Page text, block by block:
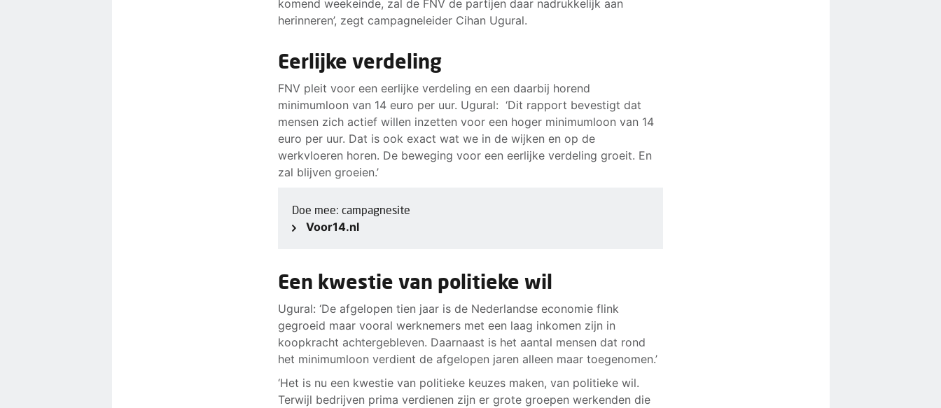
komend weekeinde, zal de FNV de partijen daar nadrukkelijk aan
herinneren’, zegt campagneleider Cihan Ugural.
Eerlijke verdeling
FNV pleit voor een eerlijke verdeling en een daarbij horend
minimumloon van 14 euro per uur. Ugural: ‘Dit rapport bevestigt dat
mensen zich actief willen inzetten voor een hoger minimumloon van 14
euro per uur. Dat is ook exact wat we in de wijken en op de
werkvloeren horen. De beweging voor een eerlijke verdeling groeit. En
zal blijven groeien.’
Doe mee: campagnesite
Voor14.nl
Een kwestie van politieke wil
Ugural: ‘De afgelopen tien jaar is de Nederlandse economie flink
gegroeid maar vooral werknemers met een laag inkomen zijn in
koopkracht achtergebleven. Daarnaast is het aantal mensen dat rond
het minimumloon verdient de afgelopen jaren alleen maar toegenomen.’
‘Het is nu een kwestie van politieke keuzes maken, van politieke wil.
Terwijl bedrijven prima verdienen zijn er grote groepen werkenden die